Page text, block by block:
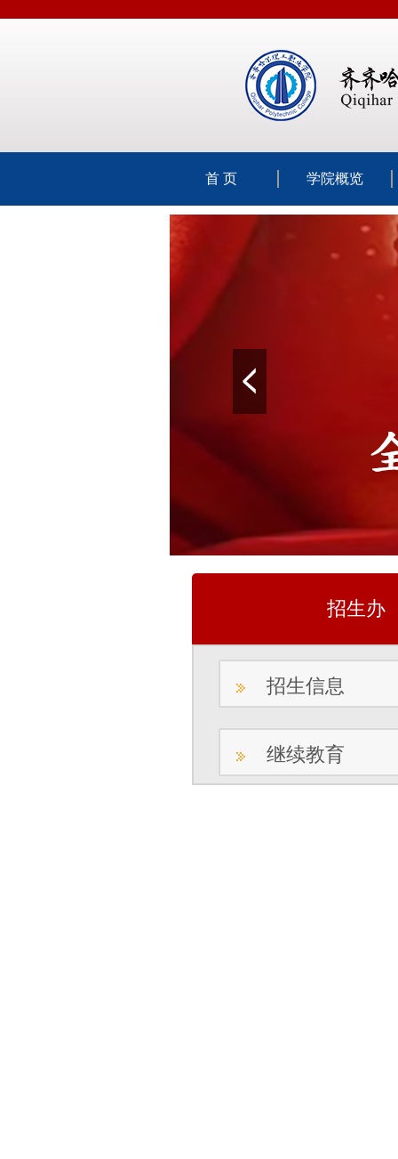
首 页 学院概览
招生办
招生信息
继续教育